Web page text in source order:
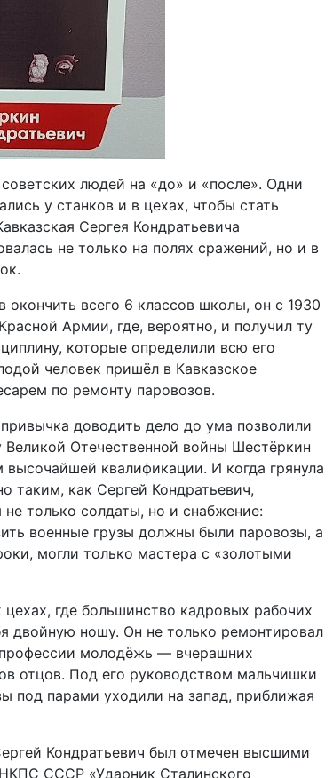
людей на «до» и «после». Одни
у станков и в цехах, чтобы стать
Сергея Кондратьевича
не только на полях сражений, но и в
окончить всего 6 классов школы, он с 1930
Армии, где, вероятно, и получил ту
которые определили всю его
человек пришёл в Кавказское
по ремонту паровозов.
доводить дело до ума позволили
Отечественной войны Шестёркин
квалификации. И когда грянула
таким, как Сергей Кондратьевич,
только солдаты, но и снабжение:
военные грузы должны были паровозы, а
могли только мастера с «золотыми
где большинство кадровых рабочих
двойную ношу. Он не только ремонтировал
молодёжь — вчерашних
отцов. Под его руководством мальчишки
под парами уходили на запад, приближая
Кондратьевич был отмечен высшими
СССР «Ударник Сталинского